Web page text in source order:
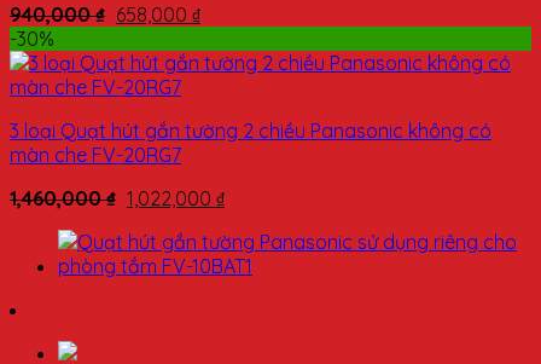
940,000₫ 658,000 ₫
-30%
3 loại Quạt hút gắn tường 2 chiều Panasonic không có
màn che FV-20RG7
1,460,000₫ 1,022,000 ₫